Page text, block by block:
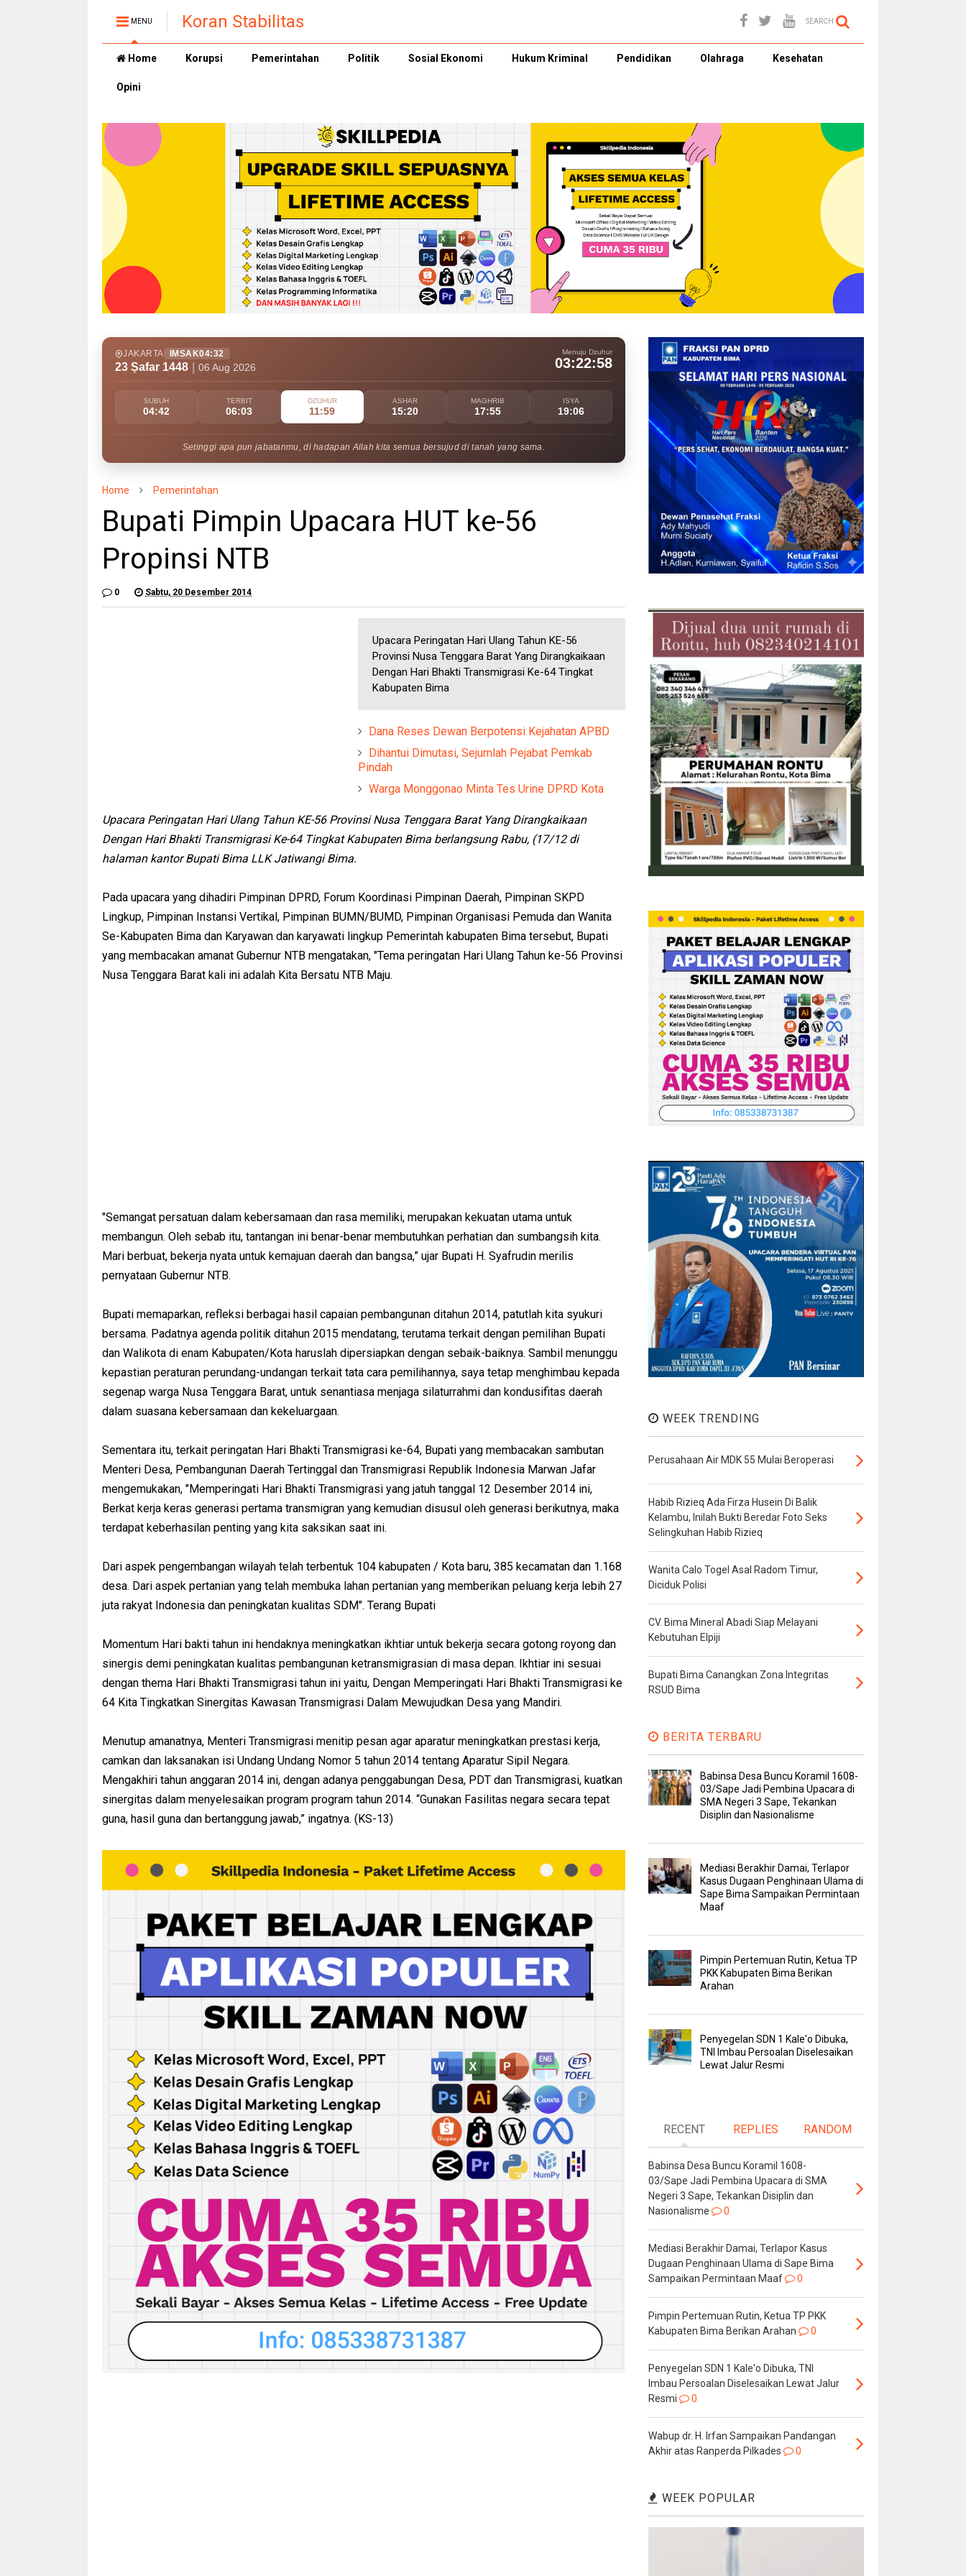
MENU Koran Stabilitas SEARCH
Home Korupsi Pemerintahan Politik Sosial Ekonomi Hukum Kriminal Pendidikan Olahraga Kesehatan
Opini
JAKARTA IMSAK04:32
23 Ṣafar 1448 06 Aug 2026
Menuju Dzuhur
03:22:57
SUBUH
04:42
TERBIT
06:03
DZUHUR
11:59
ASHAR
15:20
MAGHRIB
17:55
ISYA
19:06
Setinggi apa pun jabatanmu, di hadapan Allah kita semua bersujud di tanah yang sama.
Home Pemerintahan
Bupati Pimpin Upacara HUT ke-56
Propinsi NTB
0 Sabtu, 20 Desember 2014
Upacara Peringatan Hari Ulang Tahun KE-56
Provinsi Nusa Tenggara Barat Yang Dirangkaikaan
Dengan Hari Bhakti Transmigrasi Ke-64 Tingkat
Kabupaten Bima
Dana Reses Dewan Berpotensi Kejahatan APBD
Dihantui Dimutasi, Sejumlah Pejabat Pemkab
Pindah
Warga Monggonao Minta Tes Urine DPRD Kota
Upacara Peringatan Hari Ulang Tahun KE-56 Provinsi Nusa Tenggara Barat Yang Dirangkaikaan
Dengan Hari Bhakti Transmigrasi Ke-64 Tingkat Kabupaten Bima berlangsung Rabu, (17/12 di
halaman kantor Bupati Bima LLK Jatiwangi Bima.
Pada upacara yang dihadiri Pimpinan DPRD, Forum Koordinasi Pimpinan Daerah, Pimpinan SKPD
Lingkup, Pimpinan Instansi Vertikal, Pimpinan BUMN/BUMD, Pimpinan Organisasi Pemuda dan Wanita
Se-Kabupaten Bima dan Karyawan dan karyawati lingkup Pemerintah kabupaten Bima tersebut, Bupati
yang membacakan amanat Gubernur NTB mengatakan, "Tema peringatan Hari Ulang Tahun ke-56 Provinsi
Nusa Tenggara Barat kali ini adalah Kita Bersatu NTB Maju.
"Semangat persatuan dalam kebersamaan dan rasa memiliki, merupakan kekuatan utama untuk
membangun. Oleh sebab itu, tantangan ini benar-benar membutuhkan perhatian dan sumbangsih kita.
Mari berbuat, bekerja nyata untuk kemajuan daerah dan bangsa,” ujar Bupati H. Syafrudin merilis
pernyataan Gubernur NTB.
Bupati memaparkan, refleksi berbagai hasil capaian pembangunan ditahun 2014, patutlah kita syukuri
bersama. Padatnya agenda politik ditahun 2015 mendatang, terutama terkait dengan pemilihan Bupati
dan Walikota di enam Kabupaten/Kota haruslah dipersiapkan dengan sebaik-baiknya. Sambil menunggu
kepastian peraturan perundang-undangan terkait tata cara pemilihannya, saya tetap menghimbau kepada
segenap warga Nusa Tenggara Barat, untuk senantiasa menjaga silaturrahmi dan kondusifitas daerah
dalam suasana kebersamaan dan kekeluargaan.
Sementara itu, terkait peringatan Hari Bhakti Transmigrasi ke-64, Bupati yang membacakan sambutan
Menteri Desa, Pembangunan Daerah Tertinggal dan Transmigrasi Republik Indonesia Marwan Jafar
mengemukakan, "Memperingati Hari Bhakti Transmigrasi yang jatuh tanggal 12 Desember 2014 ini,
Berkat kerja keras generasi pertama transmigran yang kemudian disusul oleh generasi berikutnya, maka
terdapat keberhasilan penting yang kita saksikan saat ini.
Dari aspek pengembangan wilayah telah terbentuk 104 kabupaten / Kota baru, 385 kecamatan dan 1.168
desa. Dari aspek pertanian yang telah membuka lahan pertanian yang memberikan peluang kerja lebih 27
juta rakyat Indonesia dan peningkatan kualitas SDM". Terang Bupati
Momentum Hari bakti tahun ini hendaknya meningkatkan ikhtiar untuk bekerja secara gotong royong dan
sinergis demi peningkatan kualitas pembangunan ketransmigrasian di masa depan. Ikhtiar ini sesuai
dengan thema Hari Bhakti Transmigrasi tahun ini yaitu, Dengan Memperingati Hari Bhakti Transmigrasi ke
64 Kita Tingkatkan Sinergitas Kawasan Transmigrasi Dalam Mewujudkan Desa yang Mandiri.
Menutup amanatnya, Menteri Transmigrasi menitip pesan agar aparatur meningkatkan prestasi kerja,
camkan dan laksanakan isi Undang Undang Nomor 5 tahun 2014 tentang Aparatur Sipil Negara.
Mengakhiri tahun anggaran 2014 ini, dengan adanya penggabungan Desa, PDT dan Transmigrasi, kuatkan
sinergitas dalam menyelesaikan program program tahun 2014. “Gunakan Fasilitas negara secara tepat
guna, hasil guna dan bertanggung jawab,” ingatnya. (KS-13)
WEEK TRENDING
Perusahaan Air MDK 55 Mulai Beroperasi
Habib Rizieq Ada Firza Husein Di Balik
Kelambu, Inilah Bukti Beredar Foto Seks
Selingkuhan Habib Rizieq
Wanita Calo Togel Asal Radom Timur,
Diciduk Polisi
CV. Bima Mineral Abadi Siap Melayani
Kebutuhan Elpiji
Bupati Bima Canangkan Zona Integritas
RSUD Bima
BERITA TERBARU
Babinsa Desa Buncu Koramil 1608-
03/Sape Jadi Pembina Upacara di
SMA Negeri 3 Sape, Tekankan
Disiplin dan Nasionalisme
Mediasi Berakhir Damai, Terlapor
Kasus Dugaan Penghinaan Ulama di
Sape Bima Sampaikan Permintaan
Maaf
Pimpin Pertemuan Rutin, Ketua TP
PKK Kabupaten Bima Berikan
Arahan
Penyegelan SDN 1 Kale'o Dibuka,
TNI Imbau Persoalan Diselesaikan
Lewat Jalur Resmi
RECENT REPLIES RANDOM
Babinsa Desa Buncu Koramil 1608-
03/Sape Jadi Pembina Upacara di SMA
Negeri 3 Sape, Tekankan Disiplin dan
Nasionalisme
0
Mediasi Berakhir Damai, Terlapor Kasus
Dugaan Penghinaan Ulama di Sape Bima
Sampaikan Permintaan Maaf
0
Pimpin Pertemuan Rutin, Ketua TP PKK
Kabupaten Bima Berikan Arahan
0
Penyegelan SDN 1 Kale'o Dibuka, TNI
Imbau Persoalan Diselesaikan Lewat Jalur
Resmi
0
Wabup dr. H. Irfan Sampaikan Pandangan
Akhir atas Ranperda Pilkades
0
WEEK POPULAR